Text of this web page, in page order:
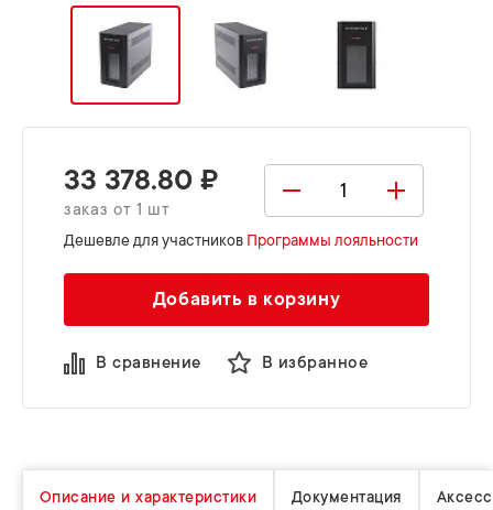
33 378.80 ₽
заказ от 1 шт
Дешевле для участников Программы лояльности
Добавить в корзину
В сравнение В избранное
Описание и характеристики Документация